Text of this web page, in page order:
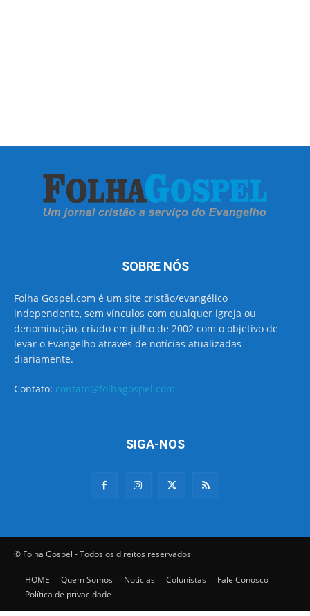
SOBRE NÓS
Folha Gospel.com é um site cristão/evangélico
independente, sem vínculos com qualquer igreja ou
denominação, criado em julho de 2002 com o objetivo de
levar o Evangelho através de notícias atualizadas
diariamente.
Contato: contato@folhagospel.com
SIGA-NOS
© Folha Gospel - Todos os direitos reservados
HOME Quem Somos Notícias Colunistas
Fale Conosco
Política de privacidade